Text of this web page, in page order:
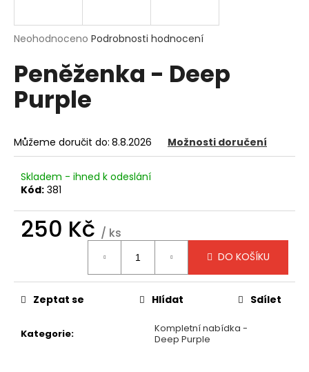
Průměrné
produktu
je
0,0
Neohodnoceno Podrobnosti hodnocení
Peněženka - Deep
Purple
Můžeme doručit do: 8.8.2026 Možnosti doručení
Skladem - ihned k odeslání
Kód: 381
250 Kč / ks
DO KOŠÍKU
Kategorie:
Kompletní nabídka -
Deep Purple
Zeptat se Hlídat Sdílet
j
t
?
HLEDAT
D
o
r
u
u